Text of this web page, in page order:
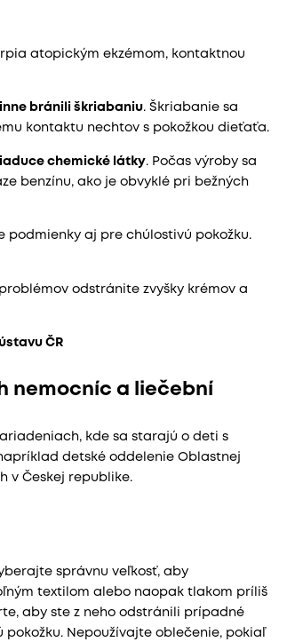
atopickým ekzémom, kontaktnou
bránili škriabaniu. Škriabanie sa
kontaktu nechtov s pokožkou dieťaťa.
chemické látky. Počas výroby sa
benzínu, ako je obvyklé pri bežných
podmienky aj pre chúlostivú pokožku.
odstránite zvyšky krémov a
ČR
nemocníc a liečební
kde sa starajú o deti s
detské oddelenie Oblastnej
v Českej republike.
správnu veľkosť, aby
textilom alebo naopak tlakom príliš
aby ste z neho odstránili prípadné
Nepoužívajte oblečenie, pokiaľ